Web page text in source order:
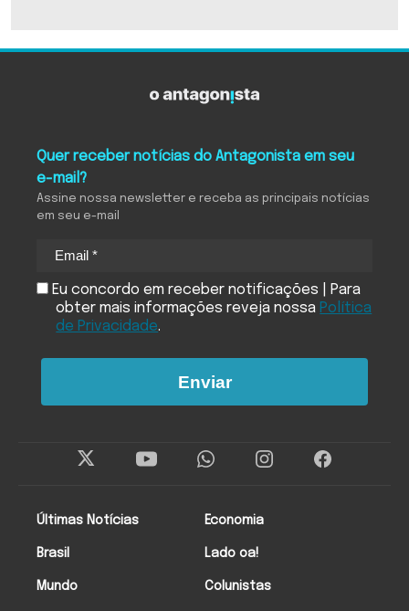
Últimas Notícias
Brasil
Mundo
Economia
Lado oa!
Colunistas
Quer receber notícias do Antagonista em seu
e-mail?
Assine nossa newsletter e receba as principais notícias
em seu e-mail
Eu concordo em receber notificações | Para
obter mais informações reveja nossa Política
de Privacidade.
Enviar